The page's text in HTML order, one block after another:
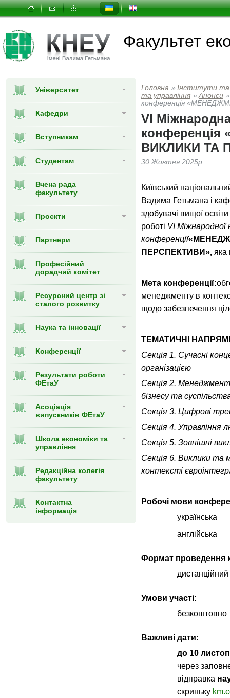
Факультет
Університет
Кафедри
Вступникам
Студентам
Вчена рада
факультету
Проєкти
Партнери
Професійний
дорадчий комітет
Ресурсний центр зі
сталого розвитку
Наука та інновації
Конференції
Результати роботи
ФЕтаУ
Асоціація
випускників ФЕтаУ
Школа економіки та
управління
Редакційна колегія
факультету
Контактна
інформація
Головна » Інститути
та управлiння » Анонси »
конференція
VІ
ВИКЛИКИ ТА
30 Жовтня 2025р.
Київський
Вадима Гетьмана і
здобувачі вищої
роботі VІ Міжнародної
конференції
ПЕРСПЕКТИВИ», яка
Мета конференції:
менеджменту в
щодо забезпечення
ТЕМАТИЧНІ
Секція 1. Сучасні
організацією
Секція 2. Менеджмент
бізнесу та
Секція 3. Цифрові
Секція 4. Управління
Секція 5. Зовнішні
Секція 6. Виклики та
контексті
Робочі мови
українська
англійська
Формат проведення
дистанційний
Умови участі:
безкоштовно
Важливі дати:
до 10
через
відправка
скриньку